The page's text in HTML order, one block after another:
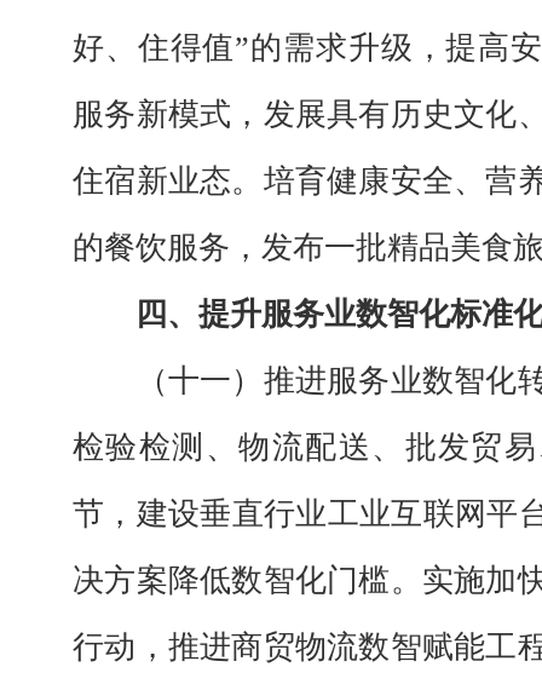
好、住得值”的需求升级，提高
服务新模式，发展具有历史文化
住宿新业态。培育健康安全、营
的餐饮服务，发布一批精品美食
四、提升服务业数智化标准
（十一）推进服务业数智化
检验检测、物流配送、批发贸
节，建设垂直行业工业互联网平
决方案降低数智化门槛。实施加
行动，推进商贸物流数智赋能工